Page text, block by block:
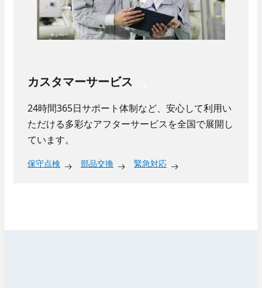
カスタマーサービス
24時間365日サポート体制など、安心して利用い
ただける多彩なアフターサービスを全国で展開し
ています。
保守点検 部品交換 緊急対応